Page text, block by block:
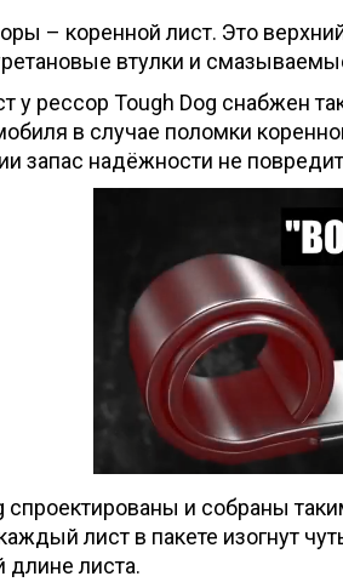
– коренной лист. Это
втулки и
у рессор Tough Dog снабжен
в случае поломки
запас надёжности не
и собраны
лист в пакете изогнут
длине листа.